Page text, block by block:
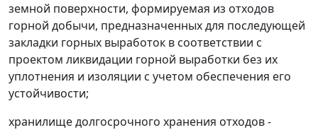
земной поверхности, формируемая из отходов
горной добычи, предназначенных для последующей
закладки горных выработок в соответствии с
проектом ликвидации горной выработки без их
уплотнения и изоляции с учетом обеспечения его
устойчивости;
хранилище долгосрочного хранения отходов -